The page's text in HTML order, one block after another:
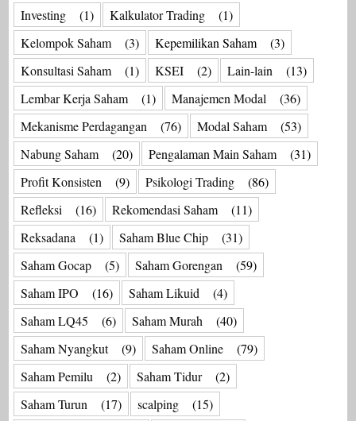
Investing
(1) Kalkulator Trading
(1)
Kelompok Saham
(3) Kepemilikan Saham
(3)
Konsultasi Saham
(1) KSEI (2) Lain-lain
(13)
Lembar Kerja Saham
(1) Manajemen Modal
(36)
Mekanisme Perdagangan
(76) Modal Saham
(53)
Nabung Saham
(20) Pengalaman Main Saham
(31)
Profit Konsisten
(9) Psikologi Trading
(86)
Refleksi
(16) Rekomendasi Saham
(11)
Reksadana
(1) Saham Blue Chip
(31)
Saham Gocap
(5) Saham Gorengan
(59)
Saham IPO
(16) Saham Likuid
(4)
Saham LQ45
(6) Saham Murah
(40)
Saham Nyangkut
(9) Saham Online
(79)
Saham Pemilu
(2) Saham Tidur
(2)
Saham Turun
(17) scalping
(15)